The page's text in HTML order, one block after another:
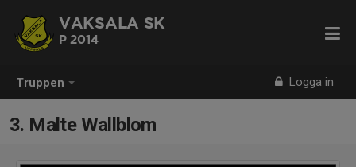
Truppen Logga in
VAKSALA SK
P 2014
3. Malte Wallblom